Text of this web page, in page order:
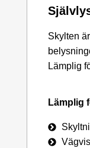
Skylten
Lämplig
Lämplig